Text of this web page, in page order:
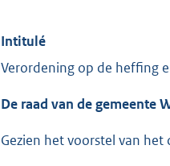
Intitulé
Verordening op de heffing
De raad van de gemeente
Gezien het voorstel van